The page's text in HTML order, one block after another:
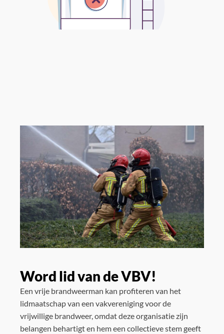
Word lid van de VBV!
Een vrije brandweerman kan profiteren van het
lidmaatschap van een vakvereniging voor de
vrijwillige brandweer, omdat deze organisatie zijn
belangen behartigt en hem een collectieve stem geeft